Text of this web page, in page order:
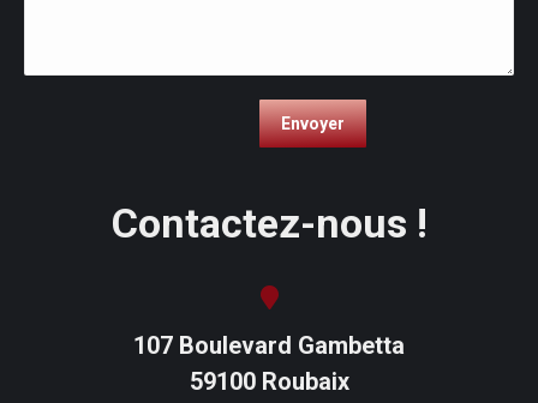
Contactez-nous !
107 Boulevard Gambetta
59100 Roubaix